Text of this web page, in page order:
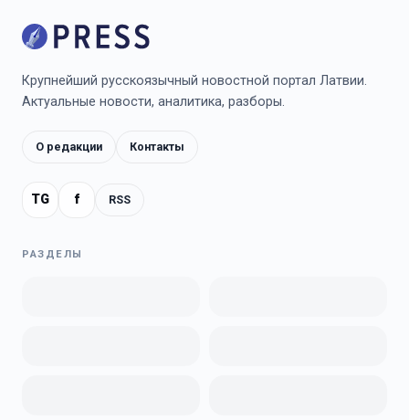
Крупнейший русскоязычный новостной портал Латвии.
Актуальные новости, аналитика, разборы.
О редакции Контакты
TG f RSS
РАЗДЕЛЫ